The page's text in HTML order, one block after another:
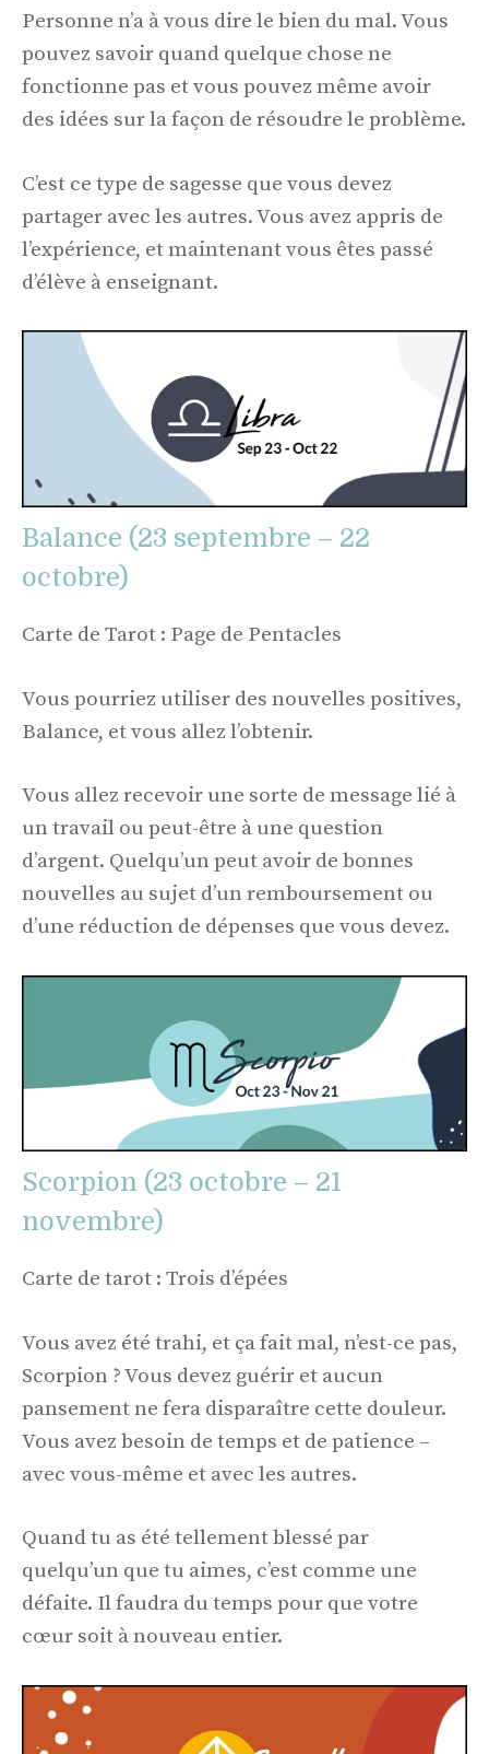
Personne n’a à vous dire le bien du mal. Vous
pouvez savoir quand quelque chose ne
fonctionne pas et vous pouvez même avoir
des idées sur la façon de résoudre le problème.
C’est ce type de sagesse que vous devez
partager avec les autres. Vous avez appris de
l’expérience, et maintenant vous êtes passé
d’élève à enseignant.
Balance (23 septembre – 22
octobre)
Carte de Tarot : Page de Pentacles
Vous pourriez utiliser des nouvelles positives,
Balance, et vous allez l’obtenir.
Vous allez recevoir une sorte de message lié à
un travail ou peut-être à une question
d’argent. Quelqu’un peut avoir de bonnes
nouvelles au sujet d’un remboursement ou
d’une réduction de dépenses que vous devez.
Scorpion (23 octobre – 21
novembre)
Carte de tarot : Trois d’épées
Vous avez été trahi, et ça fait mal, n’est-ce pas,
Scorpion ? Vous devez guérir et aucun
pansement ne fera disparaître cette douleur.
Vous avez besoin de temps et de patience –
avec vous-même et avec les autres.
Quand tu as été tellement blessé par
quelqu’un que tu aimes, c’est comme une
défaite. Il faudra du temps pour que votre
cœur soit à nouveau entier.